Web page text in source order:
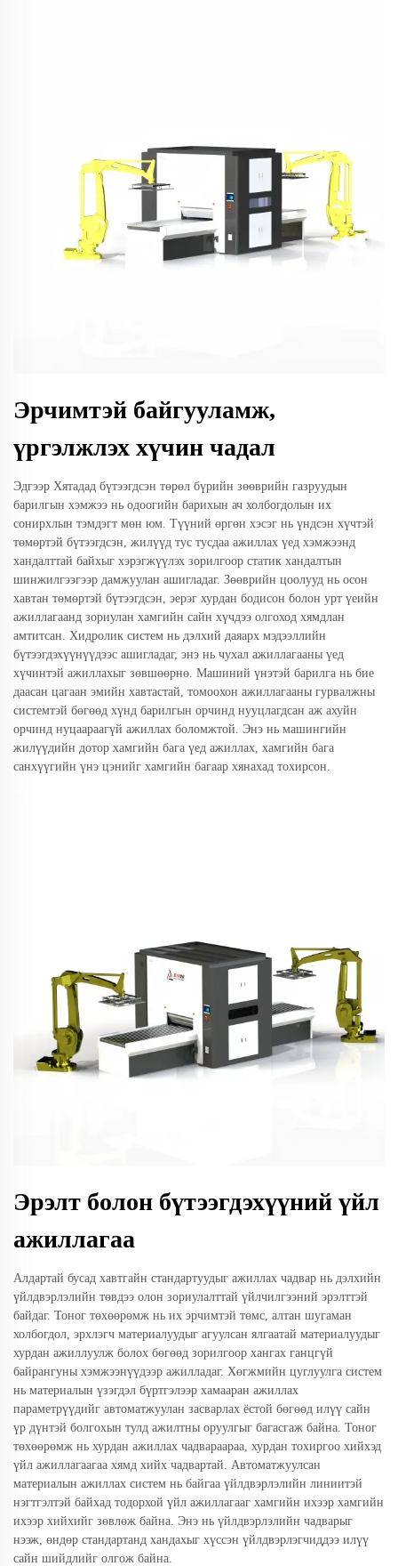
Эрчимтэй байгууламж,
үргэлжлэх хүчин чадал
Эдгээр Хятадад бүтээгдсэн төрөл бүрийн зөөврийн газруудын
барилгын хэмжээ нь одоогийн барихын ач холбогдолын их
сонирхлын тэмдэгт мөн юм. Түүний өргөн хэсэг нь үндсэн хүчтэй
төмөртэй бүтээгдсэн, жилүүд тус тусдаа ажиллах үед хэмжээнд
хандалттай байхыг хэрэгжүүлэх зорилгоор статик хандалтын
шинжилгээгээр дамжуулан ашигладаг. Зөөврийн цоолууд нь осон
хавтан төмөртэй бүтээгдсэн, эерэг хурдан бодисон болон урт үеийн
ажиллагаанд зориулан хамгийн сайн хүчдээ олгоход хямдлан
амтитсан. Хидролик систем нь дэлхий даяарх мэдээллийн
бүтээгдэхүүнүүдээс ашигладаг, энэ нь чухал ажиллагааны үед
хүчинтэй ажиллахыг зөвшөөрнө. Машиний үнэтэй барилга нь бие
даасан цагаан эмийн хавтастай, томоохон ажиллагааны гурвалжны
системтэй бөгөөд хүнд барилгын орчинд нууцлагдсан аж ахуйн
орчинд нуцаараагүй ажиллах боломжтой. Энэ нь машингийн
жилүүдийн дотор хамгийн бага үед ажиллах, хамгийн бага
санхүүгийн үнэ цэнийг хамгийн багаар хянахад тохирсон.
Эрэлт болон бүтээгдэхүүний үйл
ажиллагаа
Алдартай бусад хавтгайн стандартуудыг ажиллах чадвар нь дэлхийн
үйлдвэрлэлийн төвдээ олон зориулалттай үйлчилгээний эрэлттэй
байдаг. Тоног төхөөрөмж нь их эрчимтэй төмс, алтан шугаман
холбогдол, эрхлэгч материалуудыг агуулсан ялгаатай материалуудыг
хурдан ажиллуулж болох бөгөөд зорилгоор хангах ганцгүй
байрангуны хэмжээнүүдээр ажилладаг. Хөгжмийн цуглуулга систем
нь материалын үзэгдэл бүртгэлээр хамааран ажиллах
параметрүүдийг автоматжуулан засварлах ёстой бөгөөд илүү сайн
үр дүнтэй болгохын тулд ажилтны оруулгыг багасгаж байна. Тоног
төхөөрөмж нь хурдан ажиллах чадвараараа, хурдан тохиргоо хийхэд
үйл ажиллагаагаа хямд хийх чадвартай. Автоматжуулсан
материалын ажиллах систем нь байгаа үйлдвэрлэлийн линиитэй
нэгтгэлтэй байхад тодорхой үйл ажиллагааг хамгийн ихээр хамгийн
ихээр хийхийг зөвлөж байна. Энэ нь үйлдвэрлэлийн чадварыг
нээж, өндөр стандартанд хандахыг хүссэн үйлдвэрлэгчиддээ илүү
сайн шийдлийг олгож байна.